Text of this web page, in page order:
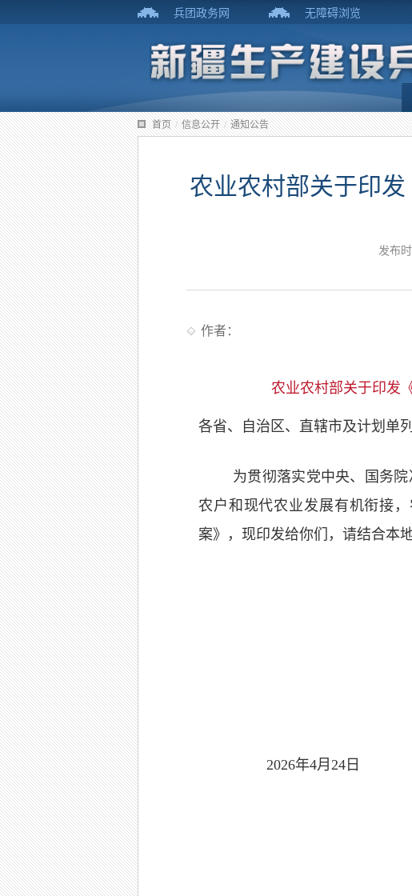
兵团政务网 无障碍浏览
首页 / 信息公开 / 通知公告
农业农村部关于印
发布
作者：
农业农村部关于印发
各省、自治区、直辖市及计划单
为贯彻落实党中央、国务
农户和现代农业发展有机衔接
案》，现印发给你们，请结合本
2026年4月 24 日